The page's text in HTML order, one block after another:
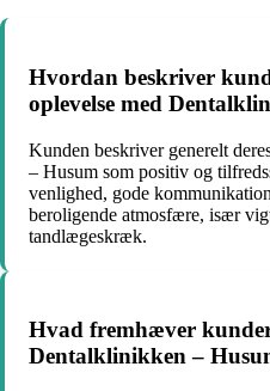
Hvordan beskriver
oplevelse med
Kunden beskriver generelt
– Husum som positiv og
venlighed, gode
beroligende atmosfære, især
tandlægeskræk.
Hvad fremhæver
Dentalklinikken –